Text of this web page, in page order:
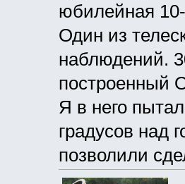
юбилейная
Один из
наблюдений.
построенный
Я в него
градусов над
позволили